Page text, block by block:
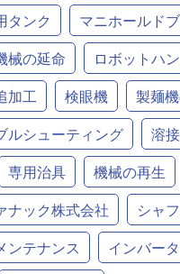
タンク
マニホールド
械の延命
ロボットハ
加工 検眼機
製麺
ルシューティング
溶
専用治具
機械の再生
ナック株式会社
シャ
ンテナンス
インバー